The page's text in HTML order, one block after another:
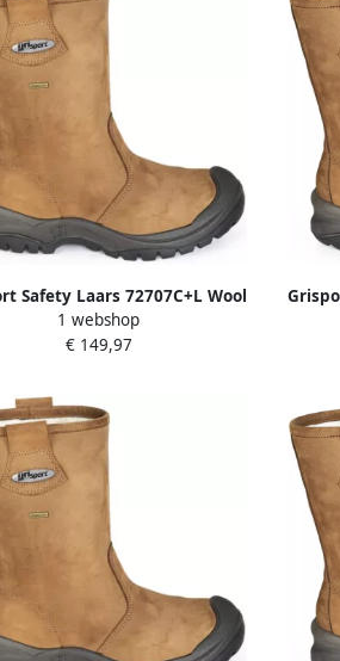
Safety Laars 72707C+L Wool
+ KN Cognac 00.049.001.42
1 webshop
€ 149,97